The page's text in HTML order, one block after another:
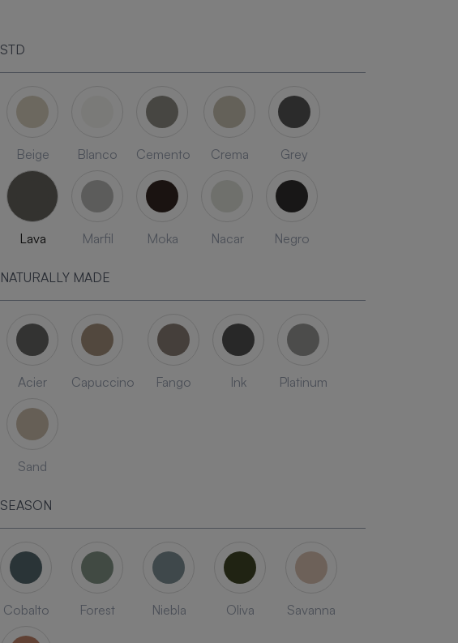
STD
Beige Blanco Cemento Crema Grey
Lava Marfil Moka Nacar Negro
NATURALLY MADE
Acier Capuccino Fango Ink Platinum
Sand
SEASON
Cobalto Forest Niebla Oliva Savanna